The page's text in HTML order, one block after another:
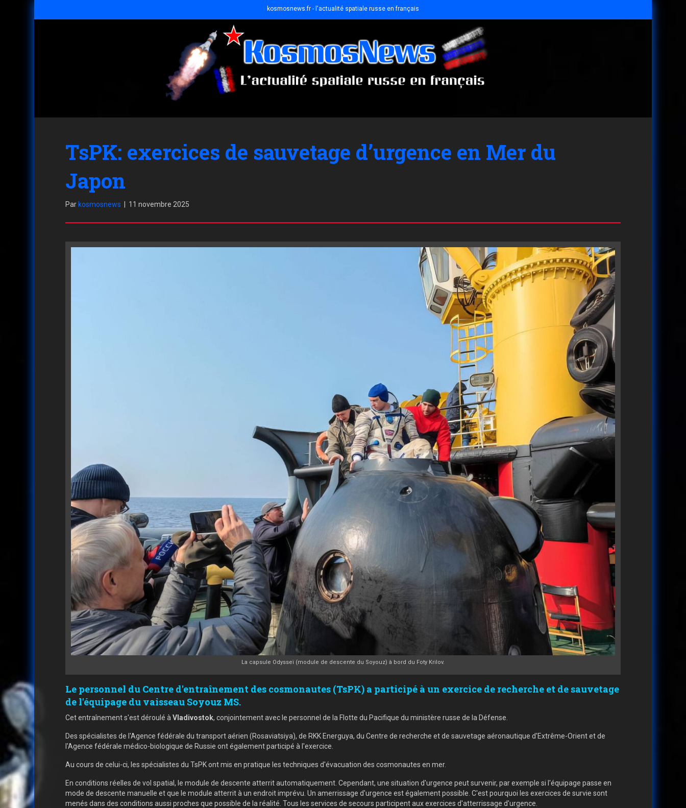
kosmosnews.fr - l'actualité spatiale russe en français
TsPK: exercices de sauvetage d’urgence en Mer du
Japon
Par kosmosnews 11 novembre 2025
La capsule Odysseï (module de descente du Soyouz) à bord du Foty Krilov.
Le personnel du Centre d'entraînement des cosmonautes (TsPK) a participé à un exercice de recherche et de sauvetage
de l'équipage du vaisseau Soyouz MS.
Cet entraînement s'est déroulé à Vladivostok, conjointement avec le personnel de la Flotte du Pacifique du ministère russe de la Défense.
Des spécialistes de l'Agence fédérale du transport aérien (Rosaviatsiya), de RKK Energuya, du Centre de recherche et de sauvetage aéronautique d'Extrême-Orient et de
l'Agence fédérale médico-biologique de Russie ont également participé à l'exercice.
Au cours de celui-ci, les spécialistes du TsPK ont mis en pratique les techniques d'évacuation des cosmonautes en mer.
En conditions réelles de vol spatial, le module de descente atterrit automatiquement. Cependant, une situation d'urgence peut survenir, par exemple si l'équipage passe en
mode de descente manuelle et que le module atterrit à un endroit imprévu. Un amerrissage d'urgence est également possible. C'est pourquoi les exercices de survie sont
menés dans des conditions aussi proches que possible de la réalité. Tous les services de secours participent aux exercices d'atterrissage d'urgence.